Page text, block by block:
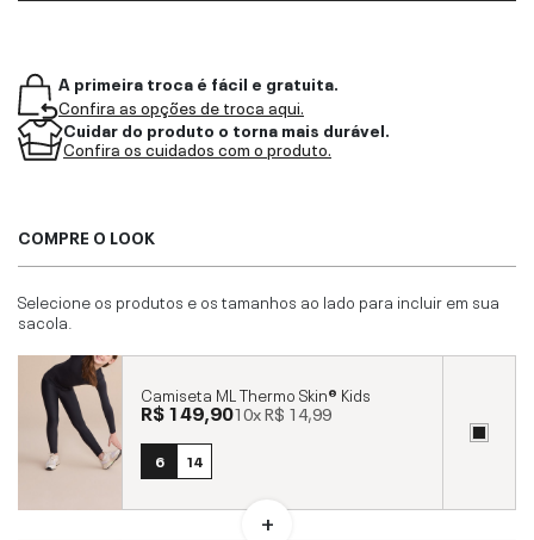
A primeira troca é fácil e gratuita.
Confira as opções de troca aqui.
Cuidar do produto o torna mais durável.
Confira os cuidados com o produto.
COMPRE O LOOK
Selecione os produtos e os tamanhos ao lado para incluir em sua
sacola.
Camiseta ML Thermo Skin® Kids
R$ 149,9010xR$ 14,99
6 14